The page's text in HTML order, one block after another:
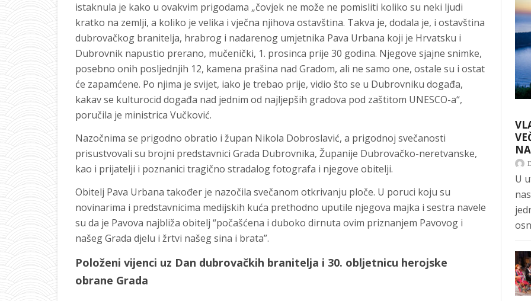
istaknula je kako u ovakvim prigodama „čovjek ne može ne pomisliti koliko su neki ljudi
kratko na zemlji, a koliko je velika i vječna njihova ostavština. Takva je, dodala je, i ostavština
dubrovačkog branitelja, hrabrog i nadarenog umjetnika Pava Urbana koji je Hrvatsku i
Dubrovnik napustio prerano, mučenički, 1. prosinca prije 30 godina. Njegove sjajne snimke,
posebno onih posljednjih 12, kamena prašina nad Gradom, ali ne samo one, ostale su i ostat
će zapamćene. Po njima je svijet, iako je trebao prije, vidio što se u Dubrovniku događa,
kakav se kulturocid događa nad jednim od najljepših gradova pod zaštitom UNESCO-a“,
poručila je ministrica Vučković.
Nazočnima se prigodno obratio i župan Nikola Dobroslavić, a prigodnoj svečanosti
prisustvovali su brojni predstavnici Grada Dubrovnika, Županije Dubrovačko-neretvanske,
kao i prijatelji i poznanici tragično stradalog fotografa i njegove obitelji.
Obitelj Pava Urbana također je nazočila svečanom otkrivanju ploče. U poruci koju su
novinarima i predstavnicima medijskih kuća prethodno uputile njegova majka i sestra navele
su da je Pavova najbliža obitelj “počašćena i duboko dirnuta ovim priznanjem Pavovog i
našeg Grada djelu i žrtvi našeg sina i brata”.
Položeni vijenci uz Dan dubrovačkih branitelja i 30. obljetnicu herojske
obrane Grada
U